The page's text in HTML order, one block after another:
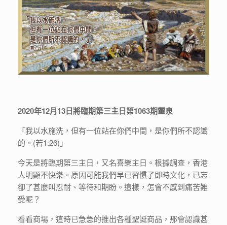
2020年12月13日將臨期第三主日第1063期靈泉
「我以水施洗，但有一位站在你們中間，是你們所不認識
的。(若1:26)」
今天是將臨期第三主日，又名喜樂主日。根據調查，香港
人明顯不快樂。原因可能我們早已習慣了即時文化，已忘
卻了甚麼叫忍耐、等待和期盼。這樣，怎會不感到痛苦難
受呢？
看看商場，這時已急急的推出各種聖誕商品，那會認識甚